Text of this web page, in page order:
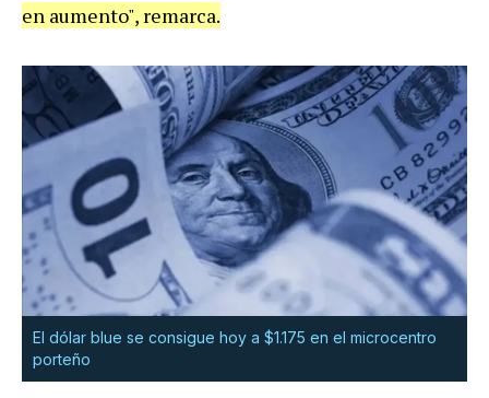
en aumento", remarca.
El dólar blue se consigue hoy a $1.175 en el microcentro
porteño